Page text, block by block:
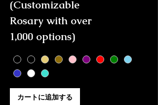
(Customizable
Rosary with over
1,000 options)
カートに追加する